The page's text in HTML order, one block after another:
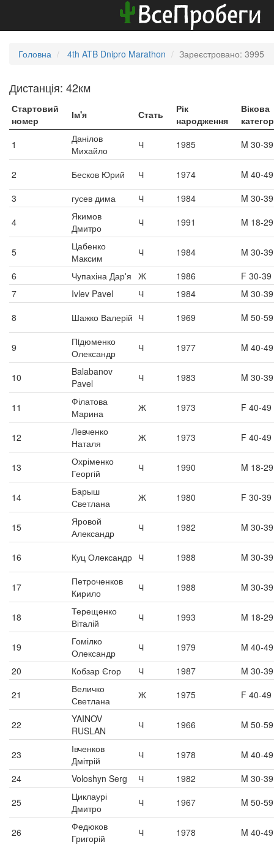
Головна 4th ATB Dnipro Marathon Зареєстровано: 3995
Дистанція: 42км
Стартовий
номер
Ім'я Стать
Рік
народження
Вікова
1
Данілов
Михайло
Ч 1985 M 30-39
2 Бесков Юрий Ч 1974
M 40-49
3
гусев дима Ч 1984
M 30-39
4
Якимов
Дмитро
Ч 1991 M 18-29
5
Цабенко
Максим
Ч 1984
M 30-39
6
Чупахіна Дар'я Ж 1986
F 30-39
7
Ivlev Pavel Ч 1984
M 30-39
8
Шажко Валерій Ч 1969 M 50-59
9
Пiдюменко
Олександр
Ч 1977 M 40-49
10
Balabanov
Pavel
Ч 1983 M 30-39
11
Філатова
Марина
Ж 1973 F 40-49
12
Левченко
Наталя
Ж 1973 F 40-49
13
Охріменко
Георгій
Ч 1990 M 18-29
14
Барыш
Светлана
Ж 1980 F 30-39
15
Яровой
Александр
Ч 1982 M 30-39
16 Куц Олександр Ч 1988 M 30-39
17
Петроченков
Кирило
Ч 1988 M 30-39
18
Терещенко
Віталій
Ч 1993 M 18-29
19
Гомілко
Олександр
Ч 1979
M 40-49
20
Кобзар Єгор Ч 1987
M 30-39
21
Величко
Светлана
Ж 1975 F 40-49
22
YAINOV
RUSLAN
Ч 1966 M 50-59
23
Івченков
Дмітрій
Ч 1978
M 40-49
24
Voloshyn Serg Ч 1982
M 30-39
25
Циклаурі
Дмитро
Ч 1967 M 50-59
26
Федюков
Григорій
Ч 1978 M 40-49